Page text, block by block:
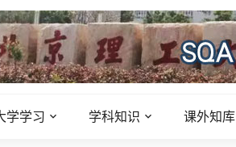
学学习 学科知识 课外知库